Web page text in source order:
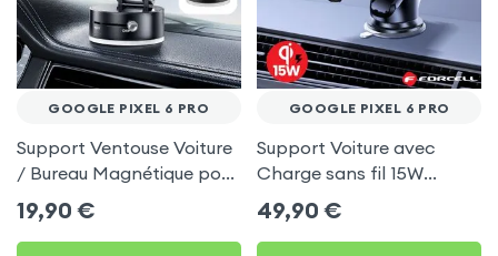
GOOGLE PIXEL 6 PRO
Support Ventouse Voiture
/ Bureau Magnétique pour
Google Pixel 6 Pro
19,90 €
GOOGLE PIXEL 6 PRO
Support Voiture avec
Charge sans fil 15W
Forcell pour Google Pixel
6 Pro
49,90 €